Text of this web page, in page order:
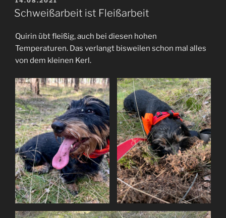
AM
Schweißarbeit ist Fleißarbeit
Quirin übt fleißig, auch bei diesen hohen
Temperaturen. Das verlangt bisweilen schon mal alles
von dem kleinen Kerl.